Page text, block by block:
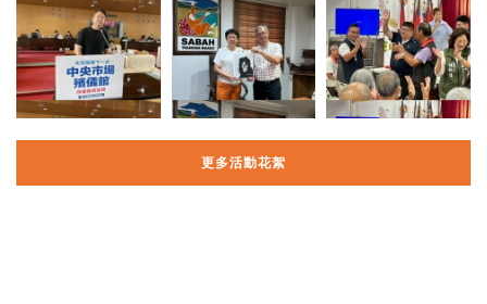
更多活動花絮